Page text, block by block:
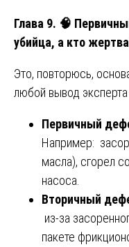
Глава 9. 🧠
убийца, а кто
Это, повторюсь,
любой вывод эксперта
Первичный
Например:
масла), сгорел
насоса.
Вторичный
из-за
пакете